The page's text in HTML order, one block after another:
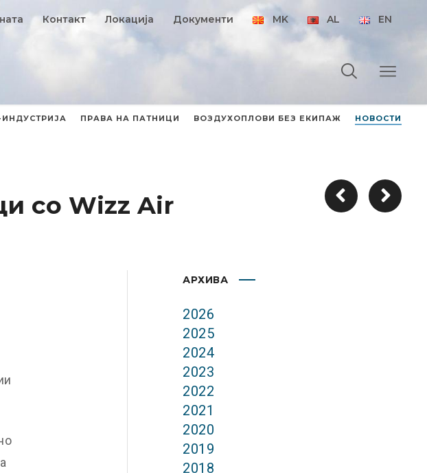
Контакт Локација Документи MK AL EN
ПРАВА НА ПАТНИЦИ ВОЗДУХОПЛОВИ БЕЗ ЕКИПАЖ НОВОСТИ
со Wizz Air
АРХИВА
2026
2025
2024
2023
2022
2021
2020
2019
2018